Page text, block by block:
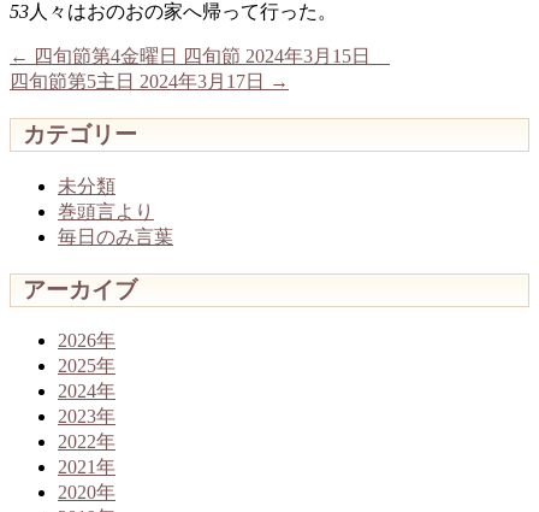
53人々はおのおの家へ帰って行った。
← 四旬節第4金曜日 四旬節 2024年3月15日
四旬節第5主日 2024年3月17日
→
カテゴリー
未分類
巻頭言より
毎日のみ言葉
アーカイブ
2026年
2025年
2024年
2023年
2022年
2021年
2020年